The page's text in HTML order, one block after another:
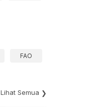
FAO
Lihat Semua